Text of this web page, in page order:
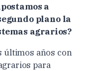
a
plano la
agrarios?
últimos años con
para